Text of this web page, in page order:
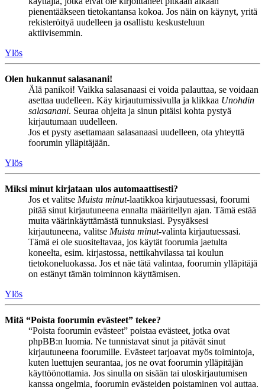
pienentääkseen tietokantansa kokoa. Jos näin on käynyt, yritä
rekisteröityä uudelleen ja osallistu keskusteluun
aktiivisemmin.
Ylös
Olen hukannut salasanani!
Älä panikoi! Vaikka salasanaasi ei voida palauttaa, se voidaan
asettaa uudelleen. Käy kirjautumissivulla ja klikkaa Unohdin
salasanani. Seuraa ohjeita ja sinun pitäisi kohta pystyä
kirjautumaan uudelleen.
Jos et pysty asettamaan salasanaasi uudelleen, ota yhteyttä
foorumin ylläpitäjään.
Ylös
Miksi minut kirjataan ulos automaattisesti?
Jos et valitse Muista minut-laatikkoa kirjautuessasi, foorumi
pitää sinut kirjautuneena ennalta määritellyn ajan. Tämä estää
muita väärinkäyttämästä tunnuksiasi. Pysyäksesi
kirjautuneena, valitse Muista minut-valinta kirjautuessasi.
Tämä ei ole suositeltavaa, jos käytät foorumia jaetulta
koneelta, esim. kirjastossa, nettikahvilassa tai koulun
tietokoneluokassa. Jos et näe tätä valintaa, foorumin ylläpitäjä
on estänyt tämän toiminnon käyttämisen.
Ylös
Mitä “Poista foorumin evästeet” tekee?
“Poista foorumin evästeet” poistaa evästeet, jotka ovat
phpBB:n luomia. Ne tunnistavat sinut ja pitävät sinut
kirjautuneena foorumille. Evästeet tarjoavat myös toimintoja,
kuten luettujen seurantaa, jos ne ovat foorumin ylläpitäjän
käyttöönottamia. Jos sinulla on sisään tai uloskirjautumisen
kanssa ongelmia, foorumin evästeiden poistaminen voi auttaa.